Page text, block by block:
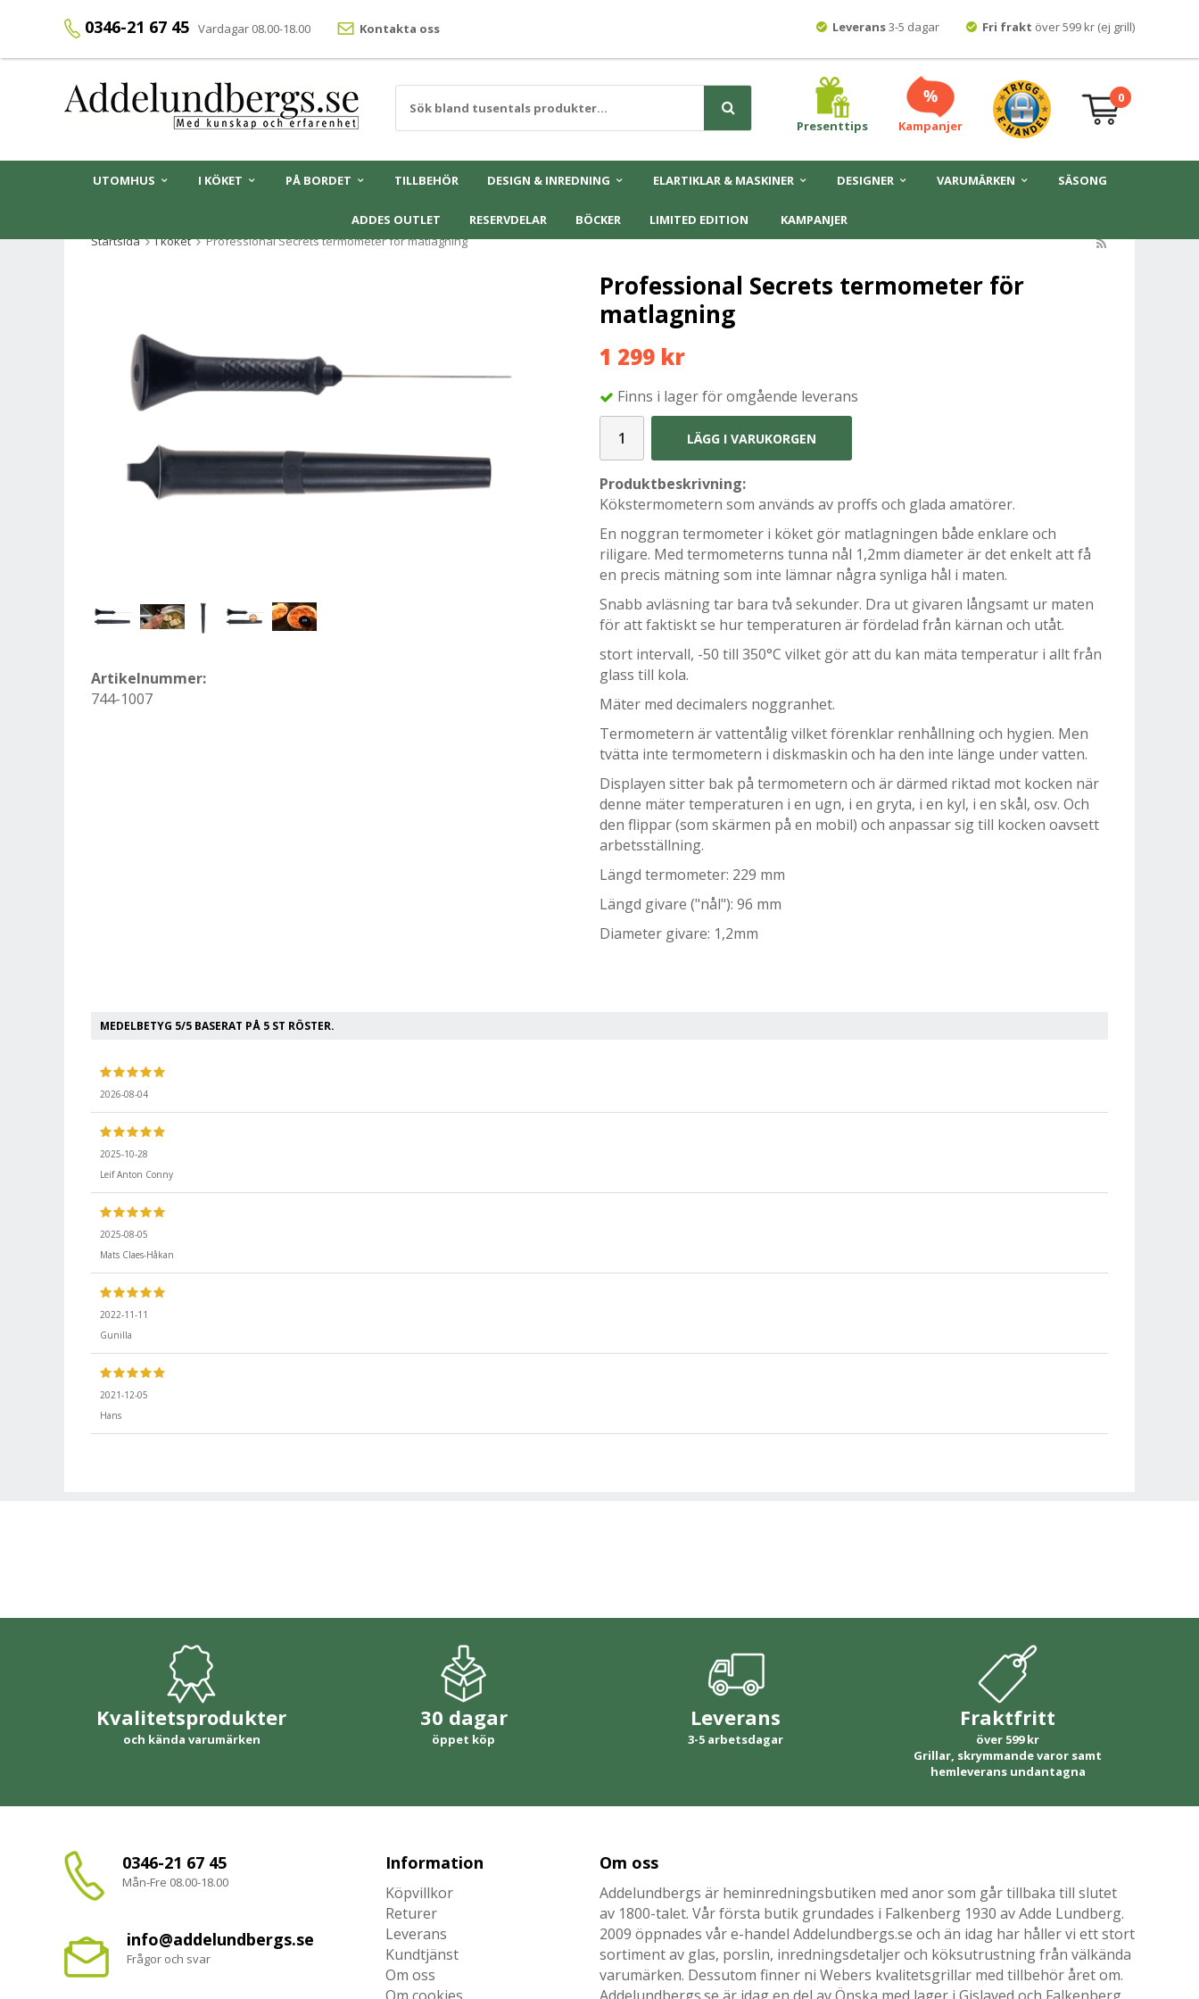
0346-21 67 45 Vardagar 08.00-18.00 Kontakta oss Leverans3-5 dagar Fri frakt över 599 kr (ej grill)
Presenttips Kampanjer
0
UTOMHUS I KÖKET PÅ BORDET TILLBEHÖR DESIGN & INREDNING ELARTIKLAR & MASKINER DESIGNER VARUMÄRKEN SÄSONG
ADDES OUTLET RESERVDELAR BÖCKER LIMITED EDITION
KAMPANJER
Startsida
I köket Professional Secrets termometer för matlagning
Professional Secrets termometer för
matlagning
1 299 kr
Finns i lager för omgående leverans
LÄGG I VARUKORGEN
Produktbeskrivning:
Kökstermometern som används av proffs och glada amatörer.
En noggran termometer i köket gör matlagningen både enklare och
riligare. Med termometerns tunna nål 1,2mm diameter är det enkelt att få
en precis mätning som inte lämnar några synliga hål i maten.
Snabb avläsning tar bara två sekunder. Dra ut givaren långsamt ur maten
för att faktiskt se hur temperaturen är fördelad från kärnan och utåt.
stort intervall, -50 till 350°C vilket gör att du kan mäta temperatur i allt från
glass till kola.
Mäter med decimalers noggranhet.
Termometern är vattentålig vilket förenklar renhållning och hygien. Men
tvätta inte termometern i diskmaskin och ha den inte länge under vatten.
Displayen sitter bak på termometern och är därmed riktad mot kocken när
denne mäter temperaturen i en ugn, i en gryta, i en kyl, i en skål, osv. Och
den flippar (som skärmen på en mobil) och anpassar sig till kocken oavsett
arbetsställning.
Längd termometer: 229 mm
Längd givare ("nål"): 96 mm
Diameter givare: 1,2mm
Artikelnummer:
744-1007
MEDELBETYG 5/5 BASERAT PÅ 5 ST RÖSTER.
2026-08-04
2025-10-28
Leif Anton Conny
2025-08-05
Mats Claes-Håkan
2022-11-11
Gunilla
2021-12-05
Hans
Kvalitetsprodukter
och kända varumärken
30 dagar
öppet köp
Leverans
3-5 arbetsdagar
Fraktfritt
över 599 kr
Grillar, skrymmande varor samt
hemleverans undantagna
0346-21 67 45
Mån-Fre 08.00-18.00
info@addelundbergs.se
Frågor och svar
Information
Köpvillkor
Returer
Leverans
Kundtjänst
Om oss
Om oss
Addelundbergs är heminredningsbutiken med anor som går tillbaka till slutet
av 1800-talet. Vår första butik grundades i Falkenberg 1930 av Adde Lundberg.
2009 öppnades vår e-handel Addelundbergs.se och än idag har håller vi ett stort
sortiment av glas, porslin, inredningsdetaljer och köksutrustning från välkända
varumärken. Dessutom finner ni Webers kvalitetsgrillar med tillbehör året om.